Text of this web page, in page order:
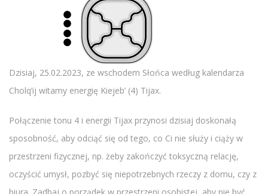
Dzisiaj, 25.02.2023, ze wschodem Słońca według kalendarza
Cholq’ij witamy energię Kiejeb’ (4) Tijax.
Połączenie tonu 4 i energii Tijax przynosi dzisiaj doskonałą
sposobność, aby odciąć się od tego, co Ci nie służy i ciąży w
przestrzeni fizycznej, np. żeby zakończyć toksyczną relację,
oczyścić umysł, pozbyć się niepotrzebnych rzeczy z domu, czy z